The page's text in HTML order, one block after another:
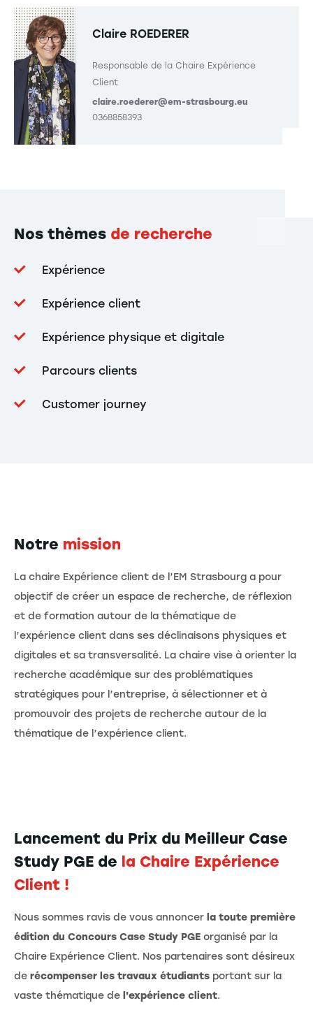
Claire ROEDERER
Responsable de la Chaire Expérience
Client
claire.roederer@em-strasbourg.eu
0368858393
Nos thèmes de recherche
Expérience
Expérience client
Expérience physique et digitale
Parcours clients
Customer journey
Notre mission
La chaire Expérience client de l’EM Strasbourg a pour
objectif de créer un espace de recherche, de réflexion
et de formation autour de la thématique de
l’expérience client dans ses déclinaisons physiques et
digitales et sa transversalité. La chaire vise à orienter la
recherche académique sur des problématiques
stratégiques pour l’entreprise, à sélectionner et à
promouvoir des projets de recherche autour de la
thématique de l’expérience client.
Lancement du Prix du Meilleur Case
Study PGE de la Chaire Expérience
Client !
Nous sommes ravis de vous annoncer la toute première
édition du Concours Case Study PGE organisé par la
Chaire Expérience Client. Nos partenaires sont désireux
de récompenser les travaux étudiants portant sur la
vaste thématique de l'expérience client.